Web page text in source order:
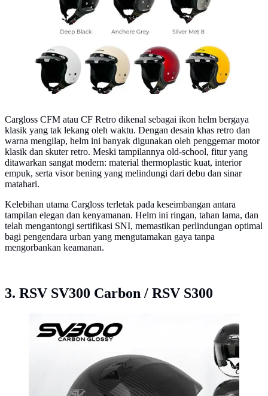
Cargloss CFM atau CF Retro dikenal sebagai ikon helm bergaya
klasik yang tak lekang oleh waktu. Dengan desain khas retro dan
warna mengilap, helm ini banyak digunakan oleh penggemar motor
klasik dan skuter retro. Meski tampilannya old-school, fitur yang
ditawarkan sangat modern: material thermoplastic kuat, interior
empuk, serta visor bening yang melindungi dari debu dan sinar
matahari.
Kelebihan utama Cargloss terletak pada keseimbangan antara
tampilan elegan dan kenyamanan. Helm ini ringan, tahan lama, dan
telah mengantongi sertifikasi SNI, memastikan perlindungan optimal
bagi pengendara urban yang mengutamakan gaya tanpa
mengorbankan keamanan.
3. RSV SV300 Carbon / RSV S300